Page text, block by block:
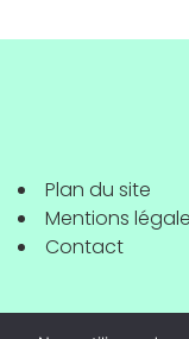
Plan du site
Mentions
Contact